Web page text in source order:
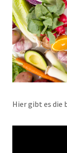
Hier gibt es die